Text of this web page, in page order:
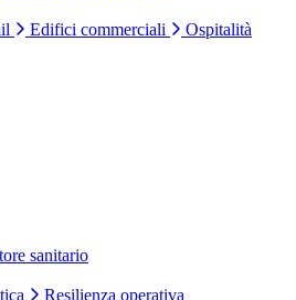
Edifici commerciali Ospitalità
sanitario
Resilienza operativa